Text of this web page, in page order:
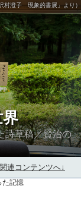
村澄子 現象的書展」より）
詩草稿／賢治の
関連コンテンツへ↓
た記憶